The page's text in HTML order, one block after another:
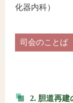
化器内科）
司会のことば
2. 胆道再建